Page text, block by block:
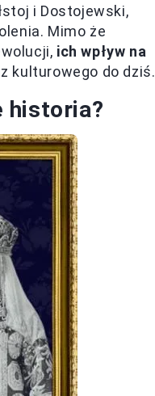
i Dostojewski,
Mimo że
ich wpływ na
kulturowego do dziś.
historia?